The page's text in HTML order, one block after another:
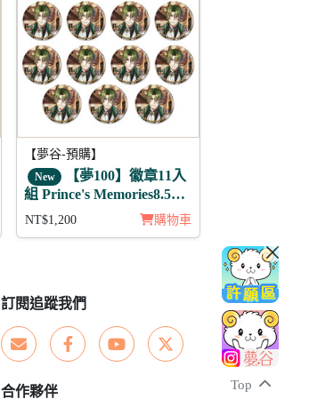
Top
【夢谷-預購】
New
【夢100】徽章11入
組 Prince's Memories8.5周
年活動 傑伊 未覺
NT$1,200 購物車
訂閱追蹤我們
合作夥伴